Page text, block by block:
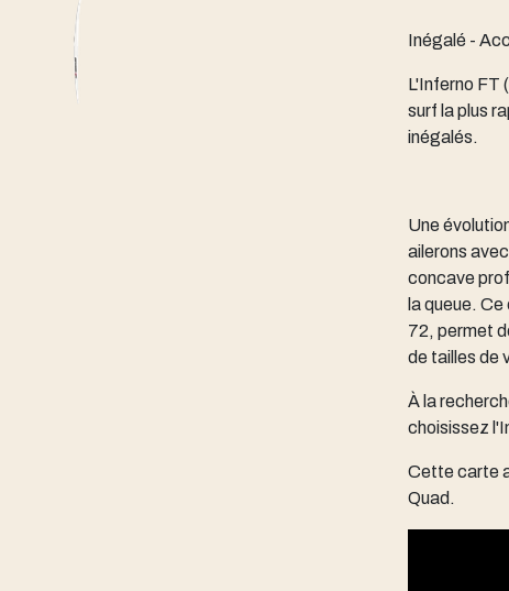
Inégalé -
L'Inferno FT
surf la plus
inégalés.
Une
ailerons
concave
la queue.
72, permet
de tailles de
À la
choisissez
Cette carte
Quad.